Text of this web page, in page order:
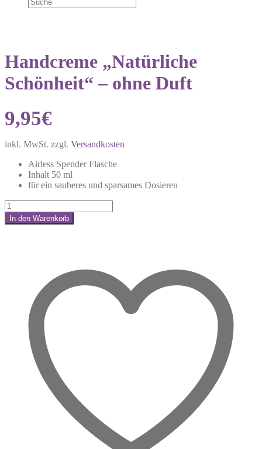
Handcreme „Natürliche
Schönheit“ – ohne Duft
9,95€
inkl. MwSt. zzgl. Versandkosten
Airless Spender Flasche
Inhalt 50 ml
für ein sauberes und sparsames Dosieren
Handcreme
„Natürliche
Schönheit“
In den Warenkorb